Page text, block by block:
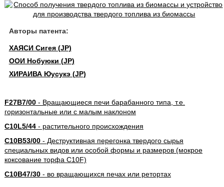
Авторы патента:
ХАЯСИ Сигея (JP)
ООИ Нобуюки (JP)
ХИРАИВА Юусукэ (JP)
F27B7/00- Вращающиеся печи барабанного типа, т.е.
горизонтальные или с малым наклоном
C10L5/44- растительного происхождения
C10B53/00- Деструктивная перегонка твердого сырья
специальных видов или особой формы и размеров (мокрое
коксование торфа C10F)
C10B47/30- во вращающихся печах или ретортах